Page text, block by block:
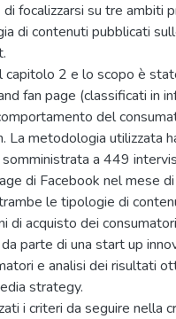
focalizzarsi su tre ambiti
di contenuti pubblicati
2 e lo scopo è
fan page (classificati in
del
La metodologia utilizzata
a 449
di Facebook nel mese
le tipologie di
di acquisto dei
parte di una start up
e analisi dei risultati
strategy.
i criteri da seguire nella